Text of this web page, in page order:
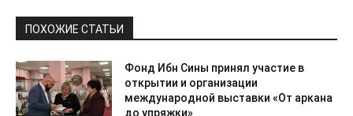
ПОХОЖИЕ СТАТЬИ
Фонд Ибн Сины принял участие в
открытии и организации
международной выставки «От аркана
до упряжки»